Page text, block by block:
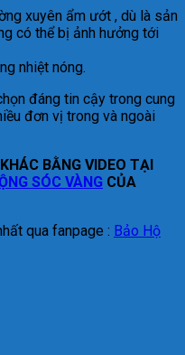
xuyên ẩm ướt , dù là sản
có thể bị ảnh hưởng tới
nhiệt nóng.
đáng tin cậy trong cung
đơn vị trong và ngoài
BẰNG VIDEO TẠI
SÓC VÀNG CỦA
qua fanpage : Bảo Hộ